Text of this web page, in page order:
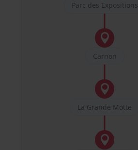
Parc des Expositions

Carnon

La Grande Motte
